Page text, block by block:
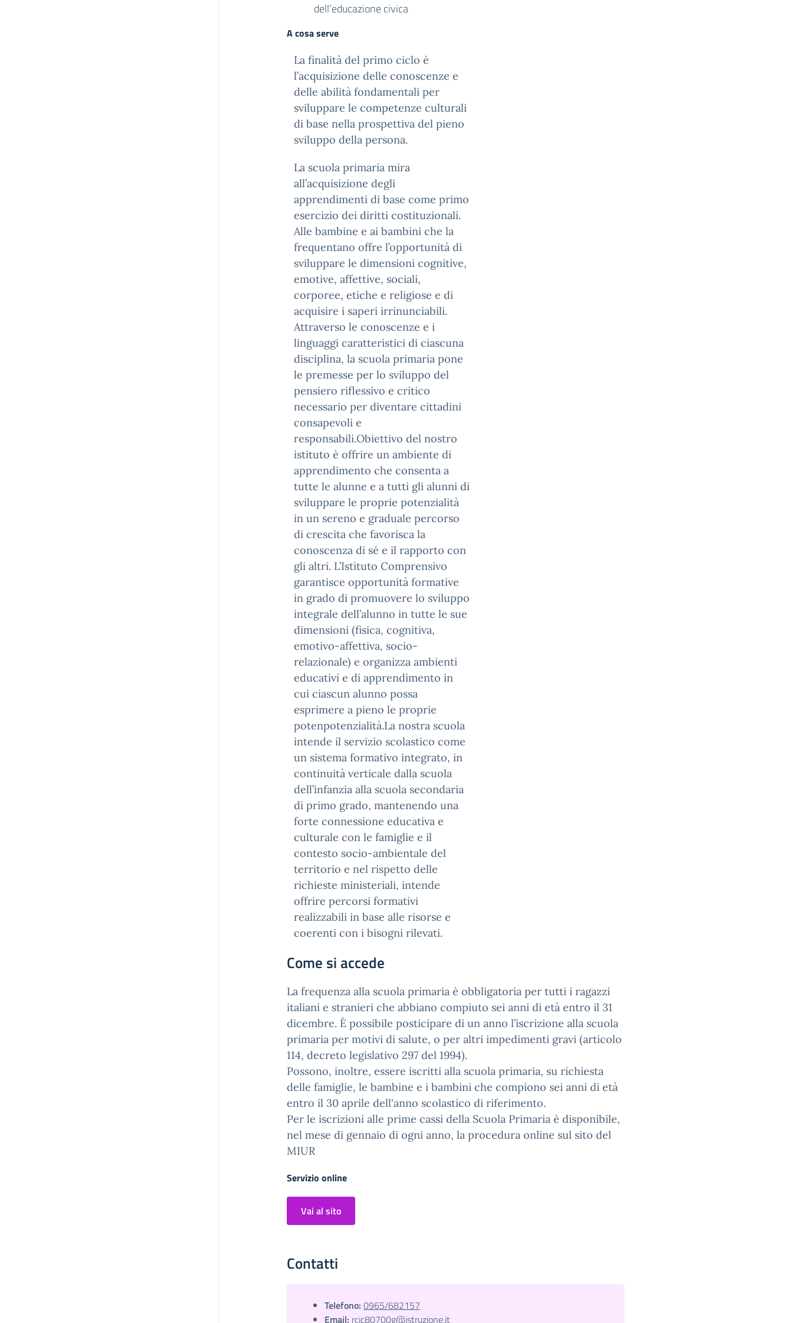
dell’educazione civica
A cosa serve
La finalità del primo ciclo è
l’acquisizione delle conoscenze e
delle abilità fondamentali per
sviluppare le competenze culturali
di base nella prospettiva del pieno
sviluppo della persona.
La scuola primaria mira
all’acquisizione degli
apprendimenti di base come primo
esercizio dei diritti costituzionali.
Alle bambine e ai bambini che la
frequentano offre l’opportunità di
sviluppare le dimensioni cognitive,
emotive, affettive, sociali,
corporee, etiche e religiose e di
acquisire i saperi irrinunciabili.
Attraverso le conoscenze e i
linguaggi caratteristici di ciascuna
disciplina, la scuola primaria pone
le premesse per lo sviluppo del
pensiero riflessivo e critico
necessario per diventare cittadini
consapevoli e
responsabili.Obiettivo del nostro
istituto è offrire un ambiente di
apprendimento che consenta a
tutte le alunne e a tutti gli alunni di
sviluppare le proprie potenzialità
in un sereno e graduale percorso
di crescita che favorisca la
conoscenza di sé e il rapporto con
gli altri. L’Istituto Comprensivo
garantisce opportunità formative
in grado di promuovere lo sviluppo
integrale dell’alunno in tutte le sue
dimensioni (fisica, cognitiva,
emotivo-affettiva, socio-
relazionale) e organizza ambienti
educativi e di apprendimento in
cui ciascun alunno possa
esprimere a pieno le proprie
potenpotenzialità.La nostra scuola
intende il servizio scolastico come
un sistema formativo integrato, in
continuità verticale dalla scuola
dell’infanzia alla scuola secondaria
di primo grado, mantenendo una
forte connessione educativa e
culturale con le famiglie e il
contesto socio-ambientale del
territorio e nel rispetto delle
richieste ministeriali, intende
offrire percorsi formativi
realizzabili in base alle risorse e
coerenti con i bisogni rilevati.
Come si accede
La frequenza alla scuola primaria è obbligatoria per tutti i ragazzi
italiani e stranieri che abbiano compiuto sei anni di età entro il 31
dicembre. È possibile posticipare di un anno l’iscrizione alla scuola
primaria per motivi di salute, o per altri impedimenti gravi (articolo
114, decreto legislativo 297 del 1994).
Possono, inoltre, essere iscritti alla scuola primaria, su richiesta
delle famiglie, le bambine e i bambini che compiono sei anni di età
entro il 30 aprile dell'anno scolastico di riferimento.
Per le iscrizioni alle prime cassi della Scuola Primaria è disponibile,
nel mese di gennaio di ogni anno, la procedura online sul sito del
MIUR
Servizio online
Vai al sito
Contatti
Telefono: 0965/682157
Email: rcic80700g@istruzione.it